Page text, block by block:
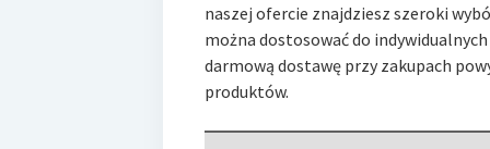
naszej ofercie znajdziesz szeroki
można dostosować do
darmową dostawę przy zakupach
produktów.